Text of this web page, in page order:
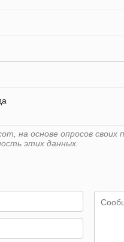
на основе опросов
этих данных.